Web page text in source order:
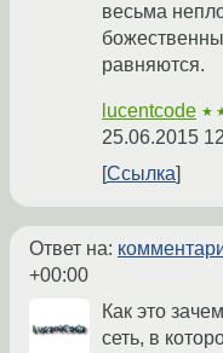
весьма
равняются.
lucentcode
25.06.2015
Ссылка
Ответ на:
+00:00
Как это
сеть, в